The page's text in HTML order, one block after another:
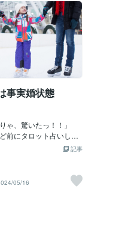
事実婚状態
ゃ、驚いたっ！！」
前にタロット占いした
大谷翔平」の「タロッ
ースもほぼ、一緒や
では「子供」の事とか
！」とかって断言して
記事
05/16